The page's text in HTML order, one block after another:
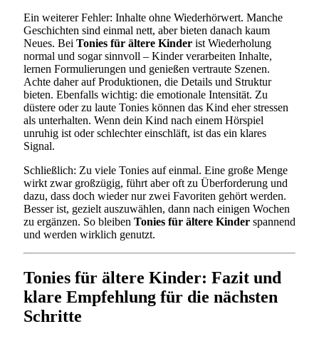
Ein weiterer Fehler: Inhalte ohne Wiederhörwert. Manche
Geschichten sind einmal nett, aber bieten danach kaum
Neues. Bei Tonies für ältere Kinder ist Wiederholung
normal und sogar sinnvoll – Kinder verarbeiten Inhalte,
lernen Formulierungen und genießen vertraute Szenen.
Achte daher auf Produktionen, die Details und Struktur
bieten. Ebenfalls wichtig: die emotionale Intensität. Zu
düstere oder zu laute Tonies können das Kind eher stressen
als unterhalten. Wenn dein Kind nach einem Hörspiel
unruhig ist oder schlechter einschläft, ist das ein klares
Signal.
Schließlich: Zu viele Tonies auf einmal. Eine große Menge
wirkt zwar großzügig, führt aber oft zu Überforderung und
dazu, dass doch wieder nur zwei Favoriten gehört werden.
Besser ist, gezielt auszuwählen, dann nach einigen Wochen
zu ergänzen. So bleiben Tonies für ältere Kinder spannend
und werden wirklich genutzt.
Tonies für ältere Kinder: Fazit und
klare Empfehlung für die nächsten
Schritte